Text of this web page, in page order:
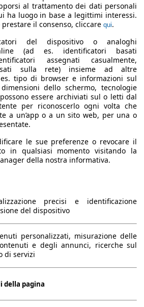
96 kW (131 PS)
h)
10.9s
h)
200 km/h
8
230 nm
1199 ccm
Benzina
4750 mm
1880 mm
2110 kg
al trattamento dei dati personali
ha luogo in base a legittimi interessi.
prestare il consenso, cliccare qui.
del dispositivo o analoghi
(ad es. identificatori basati
assegnati casualmente,
sulla rete) insieme ad altre
tipo di browser e informazioni sul
dello schermo, tecnologie
essere archiviati sul o letti dal
per riconoscerlo ogni volta che
a un’app o a un sito web, per una o
le sue preferenze o revocare il
in qualsiasi momento visitando la
della nostra informativa.
precisi e identificazione
del dispositivo
personalizzati, misurazione delle
e degli annunci, ricerche sul
di servizi
della pagina